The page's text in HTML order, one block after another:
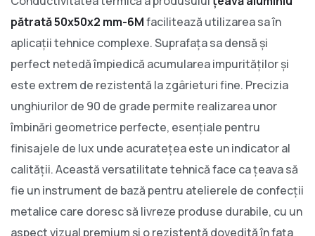
pătrată 50x50x2 mm-6Mfacilitează utilizarea sa în
aplicații tehnice complexe. Suprafața sa densă și
perfect netedă împiedică acumularea impurităților și
este extrem de rezistentă la zgârieturi fine. Precizia
unghiurilor de 90 de grade permite realizarea unor
îmbinări geometrice perfecte, esențiale pentru
finisajele de lux unde acuratețea este un indicator al
calității. Această versatilitate tehnică face ca țeava să
fie un instrument de bază pentru atelierele de confecții
metalice care doresc să livreze produse durabile, cu un
aspect vizual premium și o rezistență dovedită în fața